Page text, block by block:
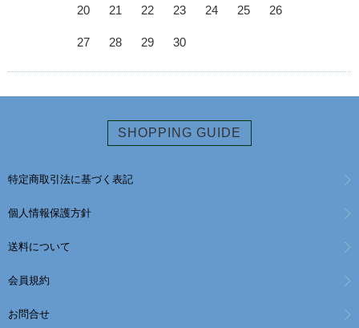
20 21 22 23 24 25 26
27 28 29 30
SHOPPING GUIDE
特定商取引法に基づく表記
個人情報保護方針
送料について
会員規約
お問合せ